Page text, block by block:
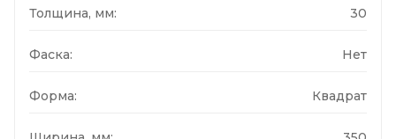
Толщина, мм: 30
Фаска: Нет
Форма: Квадрат